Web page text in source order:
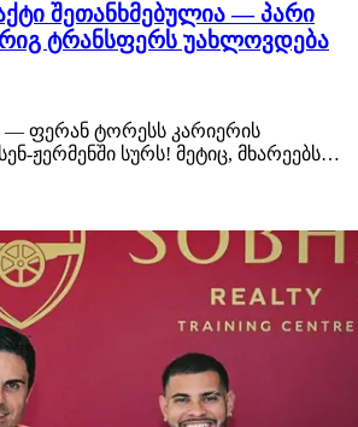
შეთანხმებულია — პარი
ტრანსფერს უახლოვდება
ფერან ტორესს კარიერის
ჟერმენში სურს! მეტიც, მხარეებს
კი ტრანსფერის დახურვას
ლუის ენრიკეს დაჟინებული
ესპანელი ფორვარდის